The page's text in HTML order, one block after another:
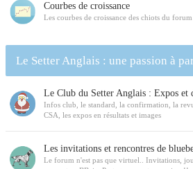
Courbes de croissance
Les courbes de croissance des chiots du forum
Le Setter Anglais : une passion à
Le Club du Setter Anglais : Expos et
Infos club, le standard, la confirmation, la
CSA, les expos en résultats et images
Les invitations et rencontres de
Le forum n'est pas que virtuel.. Invitations,